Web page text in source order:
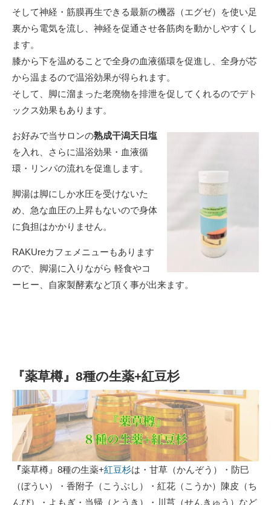
そして神経・筋膜再生できる最新の機器（エグゼ）を使い足
裏から電気を流し、神経を促通させ各筋肉を動かしやすくし
ます。
膝から下を温めることで全身の血液循環を促進し、全身が芯
から温まるので温浴効果が得られます。
そして、脚に溜まった老廃物を排泄を促してくれるのでデト
ックス効果もあります。
お好みで当サロンの熟成干潟天日塩
を入れ、さらに温浴効果・血液循
環・リンパの流れを促進します。
脚湯は脚にしか水圧を受けないた
め、急な血圧の上昇もないので身体
に負担はかかりません。
RAKUreカフェメニューもあります
ので、脚湯に入りながら 軽食やコ
ーヒー、自家製酵素など頂く事が出来ます。
『薬草樽』8種の生薬+紅豆杉
『薬草樽』8種の生薬+紅豆杉は・甘草（かんぞう）・防巳
（ぼうい）・香附子（こうぶし）・紅花（こうか）陳皮（ち
んぴ）・よもぎ・当帰（とうき）・川芎（せんきゅう）など